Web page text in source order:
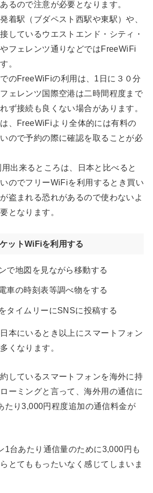
るので注意が必要となります。
着駅（ブダペスト西駅や東駅）や、
しているウエストエンド・シティ・
フェレンツ通りなどではFreeWiFi
。
のFreeWiFiの利用は、1日に３０分
ェレンツ国際空港は二時間程度まで
ず接続も良くない場合があります。
、FreeWiFiより全体的には有料の
ので予約の際に確認を取ることが必
出来るところは、日本と比べると
のでフリーWiFiを利用するとき買い
盗まれる恐れがあるので使わないよ
となります。
ットWiFiを利用する
で地図を見ながら移動する
車の時刻表等調べ物をする
タイムリーにSNSに投稿する
本にいるとき以上にスマートフォン
くなります。
しているスマートフォンを海外に持
ーミングと言って、海外用の通信に
たり3,000円程度追加の通信料金が
1台あたり通信量のために3,000円も
とてももったいなく感じてしまいま